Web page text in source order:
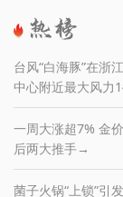
台风“白海豚”在浙
中心附近最大风力
一周大涨超7% 金
后两大推手→
菌子火锅“上锁”引